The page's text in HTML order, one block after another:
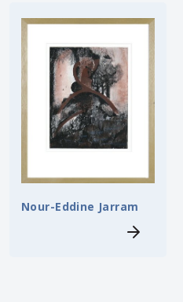
Nour-Eddine Jarram